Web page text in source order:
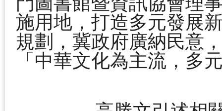
施用地，打造多元發展
規劃，冀政府廣納民意
「中華文化為主流，多